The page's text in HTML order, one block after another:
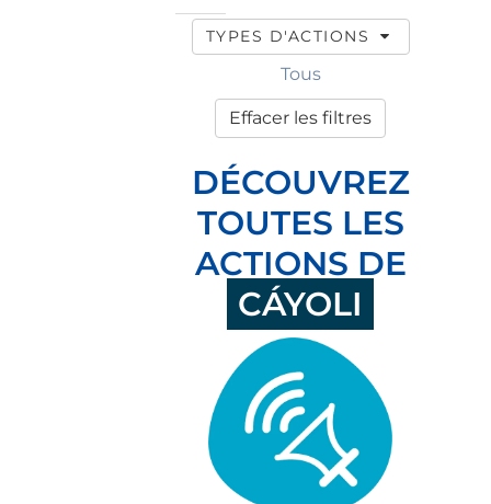
TYPES D'ACTIONS
Tous
Effacer les filtres
DÉCOUVREZ
TOUTES LES
ACTIONS DE
CÁYOLI